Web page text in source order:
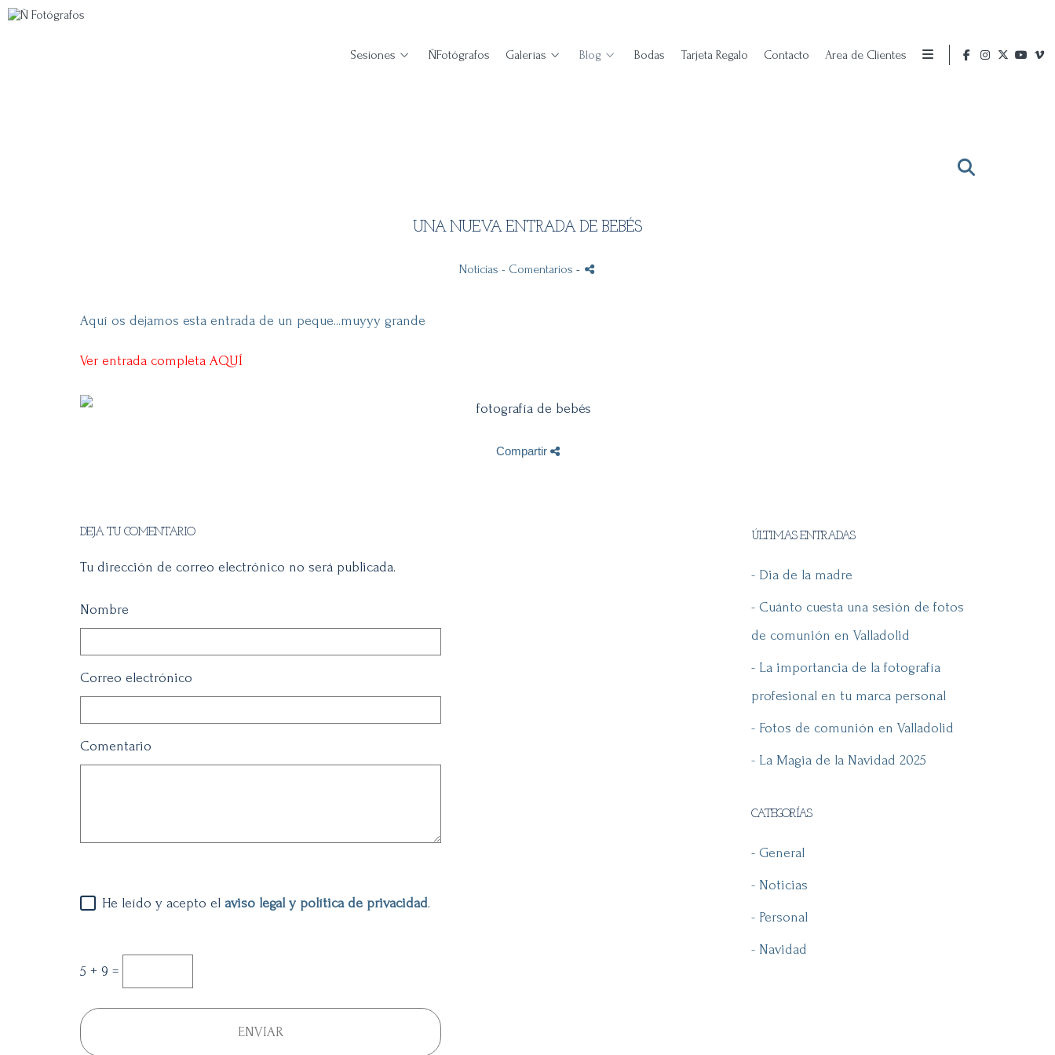
Sesiones ÑFotógrafos Galerías Blog Bodas Tarjeta Regalo Contacto Area de Clientes
UNA NUEVA ENTRADA DE BEBÉS
Noticias - Comentarios -
Aquí os dejamos esta entrada de un peque...muyyy grande
Ver entrada completa AQUÍ
Compartir
DEJA TU COMENTARIO
Tu dirección de correo electrónico no será publicada.
Nombre
Correo electrónico
Comentario
He leído y acepto el aviso legal y política de privacidad.
5 + 9 =
ÚLTIMAS ENTRADAS
- Dia de la madre
- Cuánto cuesta una sesión de fotos
de comunión en Valladolid
- La importancia de la fotografía
profesional en tu marca personal
- Fotos de comunión en Valladolid
- La Magia de la Navidad 2025
CATEGORÍAS
- General
- Noticias
- Personal
- Navidad